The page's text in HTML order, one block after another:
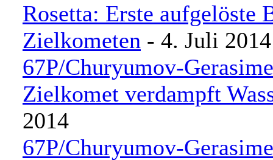
Rosetta: Erste aufgelöste
Zielkometen - 4. Juli 2014
67P/Churyumov-
Zielkomet verdampft
2014
67P/Churyumov-